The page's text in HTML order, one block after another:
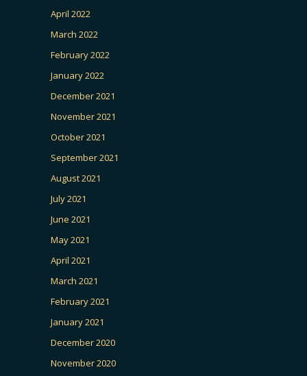
April 2022
March 2022
February 2022
January 2022
December 2021
November 2021
October 2021
September 2021
August 2021
July 2021
June 2021
May 2021
April 2021
March 2021
February 2021
January 2021
December 2020
November 2020